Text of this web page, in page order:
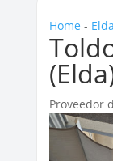
Home - Elda
Proveedor